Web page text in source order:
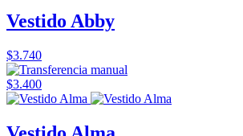
Vestido Abby
$3.740
$3.400